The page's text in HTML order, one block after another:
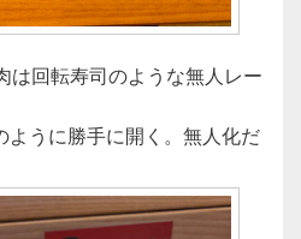
は回転寿司のような無人レー
ように勝手に開く。無人化だ